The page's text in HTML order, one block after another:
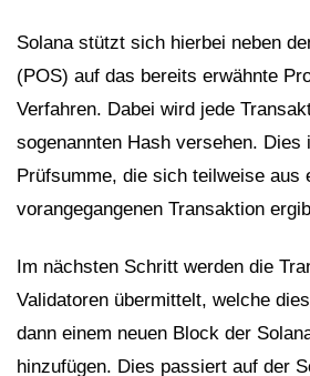
Solana stützt sich hierbei neben
(POS) auf das bereits erwähnte
Verfahren. Dabei wird jede
sogenannten Hash versehen. Dies
Prüfsumme, die sich teilweise aus
vorangegangenen Transaktion
Im nächsten Schritt werden die
Validatoren übermittelt, welche
dann einem neuen Block der
hinzufügen. Dies passiert auf der